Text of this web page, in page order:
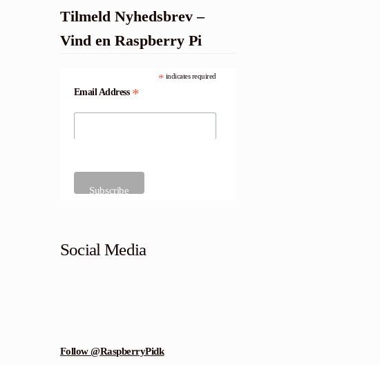
Tilmeld Nyhedsbrev –
Vind en Raspberry Pi
* indicates required
Email Address *
Social Media
Follow @RaspberryPidk